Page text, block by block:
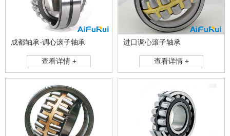
成都轴承-调心滚子轴承
查看详情 +
进口调心滚子轴承
查看详情 +